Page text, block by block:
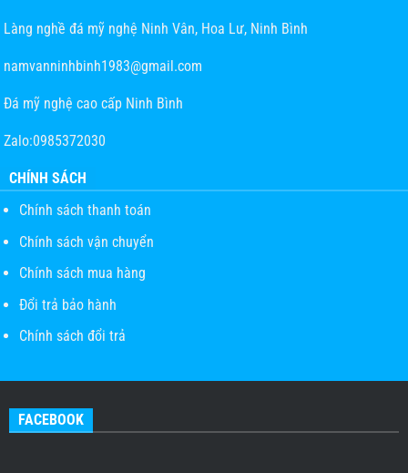
Làng nghề đá mỹ nghệ Ninh Vân, Hoa Lư, Ninh Bình
namvanninhbinh1983@gmail.com
Đá mỹ nghệ cao cấp Ninh Bình
Zalo:0985372030
CHÍNH SÁCH
Chính sách thanh toán
Chính sách vận chuyển
Chính sách mua hàng
Đổi trả bảo hành
Chính sách đổi trả
FACEBOOK